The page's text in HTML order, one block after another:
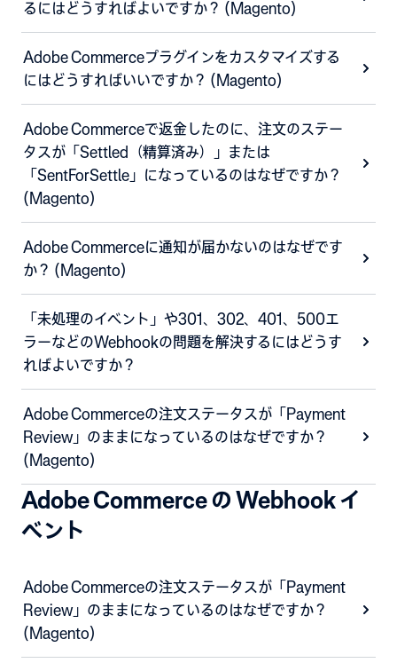
るにはどうすればよいですか？ (Magento)
Adobe Commerceプラグインをカスタマイズする
にはどうすればいいですか？ (Magento)
Adobe Commerceで返金したのに、注文のステー
タスが「Settled（精算済み）」または
「SentForSettle」になっているのはなぜですか？
(Magento)
Adobe Commerceに通知が届かないのはなぜです
か？ (Magento)
「未処理のイベント」や301、302、401、500エ
ラーなどのWebhookの問題を解決するにはどうす
ればよいですか？
Adobe Commerceの注文ステータスが「Payment
Review」のままになっているのはなぜですか？
(Magento)
Adobe Commerce の Webhook イ
ベント
Adobe Commerceの注文ステータスが「Payment
Review」のままになっているのはなぜですか？
(Magento)